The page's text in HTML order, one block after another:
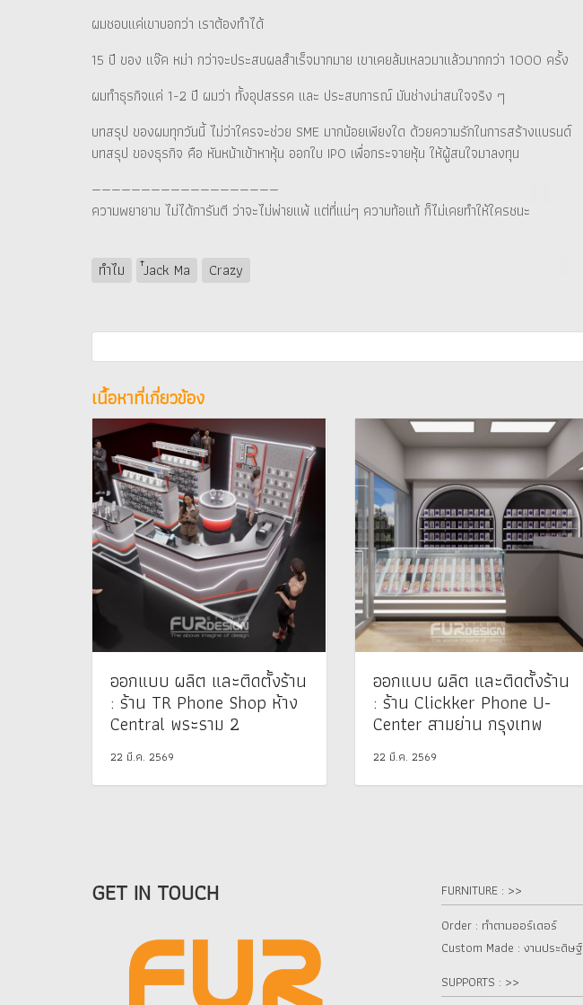
ผมชอบแค่เขาบอกว่า เราต้องทำได้
15 ปี ของ แจ๊ค หม่า กว่าจะประสบผลสำเร็จมากมาย เขาเคยล้มเหลวมาแล้วมากกว่า 1000 ครั้ง
ผมทำธุรกิจแค่ 1-2 ปี ผมว่า ทั้งอุปสรรค และ ประสบการณ์ มันช่างน่าสนใจจริง ๆ
บทสรุป ของผมทุกวันนี้ ไม่ว่าใครจะช่วย SME มากน้อยเพียงใด ด้วยความรักในการสร้างแบรนด์
บทสรุป ของธุรกิจ คือ หันหน้าเข้าหาหุ้น ออกใบ IPO เพื่อกระจายหุ้น ให้ผู้สนใจมาลงทุน
———————————————————
ความพยายาม ไม่ได้การันตี ว่าจะไม่พ่ายแพ้ แต่ที่แน่ๆ ความท้อแท้ ก็ไม่เคยทำให้ใครชนะ
ทำไม ่๋Jack Ma Crazy
เนื้อหาที่เกี่ยวข้อง
ออกแบบ ผลิต และติดตั้งร้าน
: ร้าน TR Phone Shop ห้าง
Central พระราม 2
22 มี.ค. 2569
ออกแบบ ผลิต และติดตั้งร้าน
: ร้าน Clickker Phone U-
Center สามย่าน กรุงเทพ
22 มี.ค. 2569
GET IN TOUCH
FURNITURE : >>
Order : ทำตามออร์เดอร์
Custom Made : งานประดิษฐ์
SUPPORTS : >>